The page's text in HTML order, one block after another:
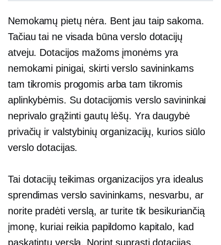
Nemokamų pietų nėra. Bent jau taip sakoma.
Tačiau tai ne visada būna verslo dotacijų
atveju. Dotacijos mažoms įmonėms yra
nemokami pinigai, skirti verslo savininkams
tam tikromis progomis arba tam tikromis
aplinkybėmis. Su dotacijomis verslo savininkai
neprivalo grąžinti gautų lėšų. Yra daugybė
privačių ir valstybinių organizacijų, kurios siūlo
verslo dotacijas.
Tai dotacijų teikimasorganizacijos yra idealus
sprendimas verslo savininkams, nesvarbu, ar
norite pradėti verslą, ar turite tik besikuriančią
įmonę, kuriai reikia papildomo kapitalo, kad
paskatintų verslą. Norint suprasti dotacijas,